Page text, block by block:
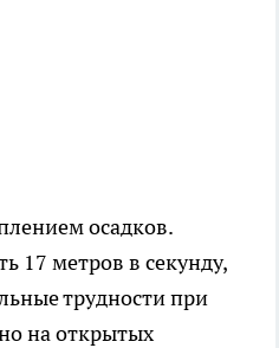
осадков.
17 метров в секунду,
трудности при
на открытых